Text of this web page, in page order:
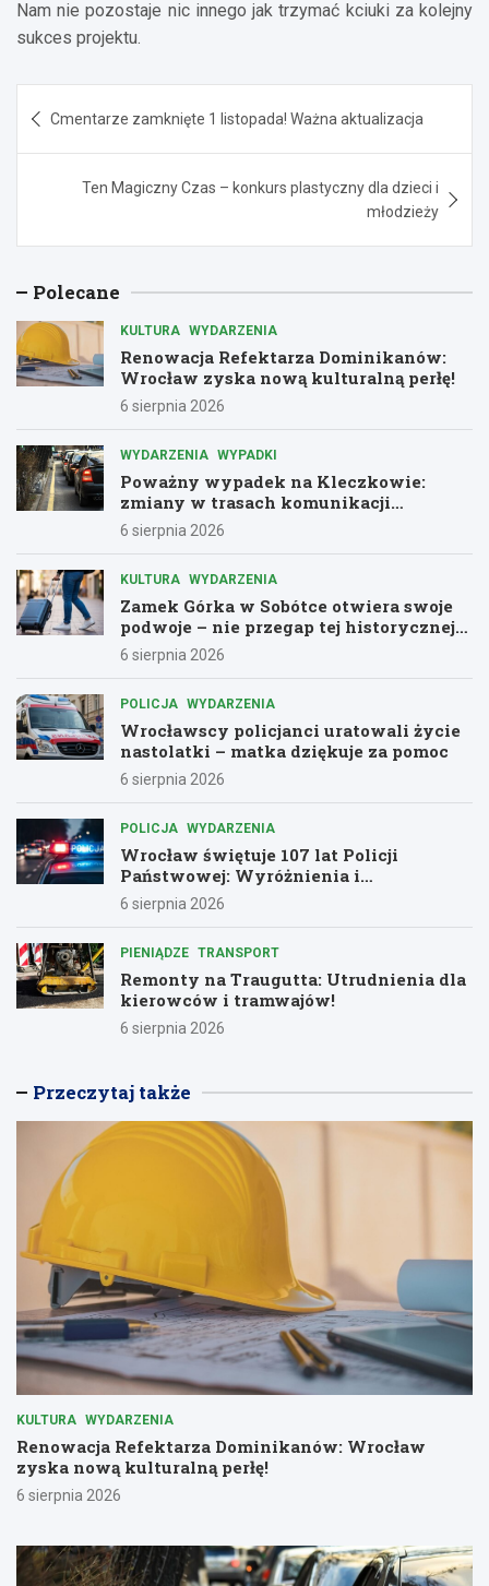
Nam nie pozostaje nic innego jak trzymać kciuki za kolejny
sukces projektu.
wpisu
Cmentarze zamknięte 1 listopada! Ważna aktualizacja
Ten Magiczny Czas – konkurs plastyczny dla dzieci i
młodzieży
Polecane
KULTURA WYDARZENIA
Renowacja Refektarza Dominikanów:
Wrocław zyska nową kulturalną perłę!
6 sierpnia 2026
WYDARZENIA WYPADKI
Poważny wypadek na Kleczkowie:
zmiany w trasach komunikacji
miejskiej
6 sierpnia 2026
KULTURA WYDARZENIA
Zamek Górka w Sobótce otwiera swoje
podwoje – nie przegap tej historycznej
przygody!
6 sierpnia 2026
POLICJA WYDARZENIA
Wrocławscy policjanci uratowali życie
nastolatki – matka dziękuje za pomoc
6 sierpnia 2026
POLICJA WYDARZENIA
Wrocław świętuje 107 lat Policji
Państwowej: Wyróżnienia i
podziękowania dla bohaterów służby
6 sierpnia 2026
PIENIĄDZE TRANSPORT
Remonty na Traugutta: Utrudnienia dla
kierowców i tramwajów!
6 sierpnia 2026
Przeczytaj także
KULTURA WYDARZENIA
Renowacja Refektarza Dominikanów: Wrocław
zyska nową kulturalną perłę!
6 sierpnia 2026